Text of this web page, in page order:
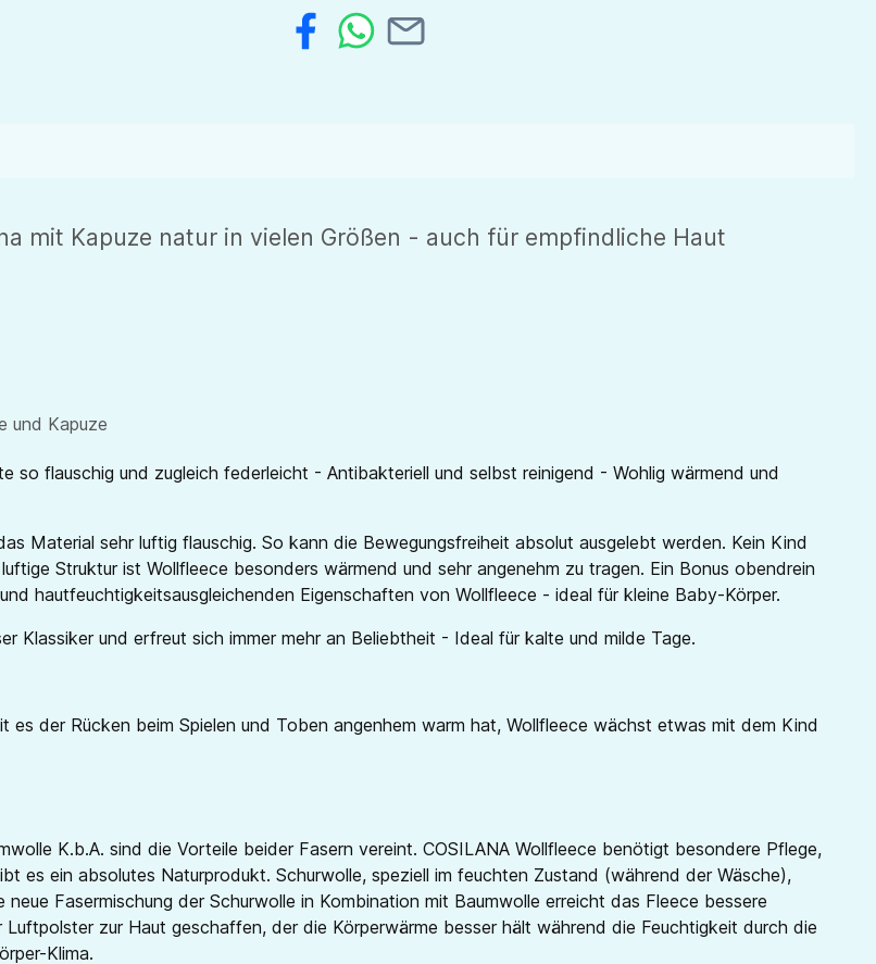
mit Kapuze natur in vielen Größen - auch für empfindliche Haut
und Kapuze
so flauschig und zugleich federleicht - Antibakteriell und selbst reinigend - Wohlig wärmend und
Material sehr luftig flauschig. So kann die Bewegungsfreiheit absolut ausgelebt werden. Kein Kind
Struktur ist Wollfleece besonders wärmend und sehr angenehm zu tragen. Ein Bonus obendrein
hautfeuchtigkeitsausgleichenden Eigenschaften von Wollfleece - ideal für kleine Baby-Körper.
Klassiker und erfreut sich immer mehr an Beliebtheit - Ideal für kalte und milde Tage.
der Rücken beim Spielen und Toben angenhem warm hat, Wollfleece wächst etwas mit dem Kind
K.b.A. sind die Vorteile beider Fasern vereint. COSILANA Wollfleece benötigt besondere Pflege,
es ein absolutes Naturprodukt. Schurwolle, speziell im feuchten Zustand (während der Wäsche),
Fasermischung der Schurwolle in Kombination mit Baumwolle erreicht das Fleece bessere
zur Haut geschaffen, der die Körperwärme besser hält während die Feuchtigkeit durch die
Klima.